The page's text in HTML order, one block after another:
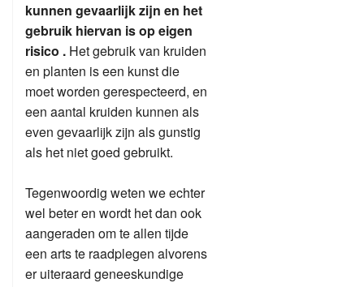
kunnen gevaarlijk zijn en het
gebruik hiervan is op eigen
risico . Het gebruik van kruiden
en planten is een kunst die
moet worden gerespecteerd, en
een aantal kruiden kunnen als
even gevaarlijk zijn als gunstig
als het niet goed gebruikt.
Tegenwoordig weten we echter
wel beter en wordt het dan ook
aangeraden om te allen tijde
een arts te raadplegen alvorens
er uiteraard geneeskundige